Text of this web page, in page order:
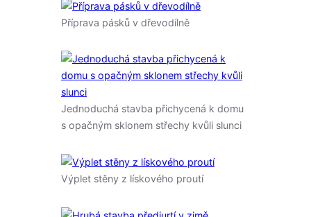
Příprava pásků v dřevodílně
Jednoduchá stavba přichycená k domu
s opačným sklonem střechy kvůli slunci
Výplet stěny z lískového proutí